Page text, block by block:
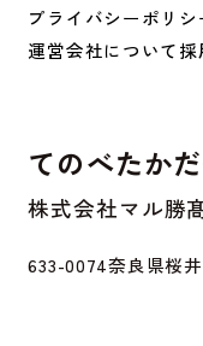
てのべたか
株式会社マル勝
633-0074奈良県桜
プライバシーポリシ
運営会社について採